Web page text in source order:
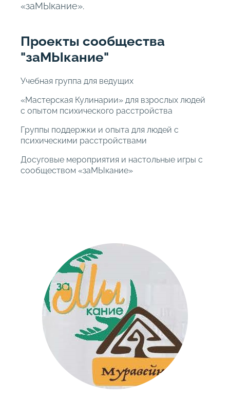
«заМЫкание».
Проекты сообщества
"заМЫкание"
Учебная группа для ведущих
«Мастерская Кулинарии» для взрослых людей
с опытом психического расстройства
Группы поддержки и опыта для людей с
психическими расстройствами
Досуговые мероприятия и настольные игры с
сообществом «заМЫкание»